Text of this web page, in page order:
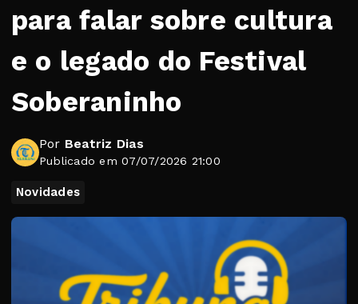
para falar sobre cultura
e o legado do Festival
Soberaninho
Por Beatriz Dias
Publicado em 07/07/2026 21:00
Novidades